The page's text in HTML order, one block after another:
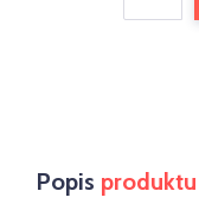
Popis produktu